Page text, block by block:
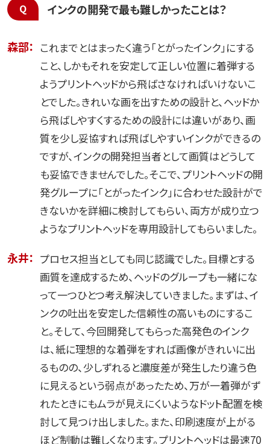
インクの開発で最も難しかったことは？
森部： これまでとはまったく違う「とがったインク」にする
こと、しかもそれを安定して正しい位置に着弾する
ようプリントヘッドから飛ばさなければいけないこ
とでした。きれいな画を出すための設計と、ヘッドか
ら飛ばしやすくするための設計には違いがあり、画
質を少し妥協すれば飛ばしやすいインクができるの
ですが、インクの開発担当者として画質はどうして
も妥協できませんでした。そこで、プリントヘッドの開
発グループに「とがったインク」に合わせた設計がで
きないかを詳細に検討してもらい、両方が成り立つ
ようなプリントヘッドを専用設計してもらいました。
永井： プロセス担当としても同じ認識でした。目標とする
画質を達成するため、ヘッドのグループも一緒にな
って一つひとつ考え解決していきました。まずは、イ
ンクの吐出を安定した信頼性の高いものにするこ
と。そして、今回開発してもらった高発色のインク
は、紙に理想的な着弾をすれば画像がきれいに出
るものの、少しずれると濃度差が発生したり違う色
に見えるという弱点があったため、万が一着弾がず
れたときにもムラが見えにくいようなドット配置を検
討して見つけ出しました。また、印刷速度が上がる
ほど制動は難しくなります。プリントヘッドは最速70